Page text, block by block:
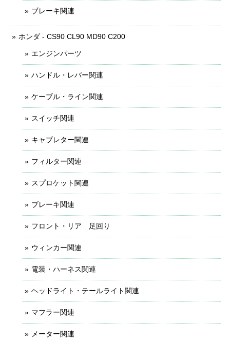
ブレーキ関連
ホンダ - CS90 CL90 MD90 C200
エンジンパーツ
ハンドル・レバー関連
ケーブル・ライン関連
スイッチ関連
キャブレター関連
フィルター関連
スプロケット関連
ブレーキ関連
フロント・リア 足回り
ウィンカー関連
電装・ハーネス関連
ヘッドライト・テールライト関連
マフラー関連
メーター関連